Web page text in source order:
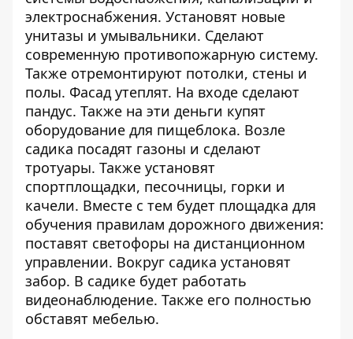
электроснабжения. Установят новые
унитазы и умывальники. Сделают
современную противопожарную систему.
Также отремонтируют потолки, стены и
полы. Фасад утеплят. На входе сделают
пандус. Также на эти деньги купят
оборудование для пищеблока. Возле
садика посадят газоны и сделают
тротуары. Также установят
спортплощадки, песочницы, горки и
качели. Вместе с тем будет площадка для
обучения правилам дорожного движения:
поставят светофоры на дистанционном
управлении. Вокруг садика установят
забор. В садике будет работать
видеонаблюдение. Также его полностью
обставят мебелью.